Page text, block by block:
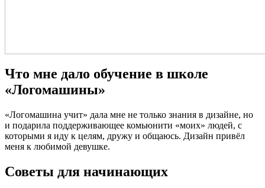
Что мне дало обучение в школе
«Логомашины»
«Логомашина учит» дала мне не только знания в дизайне, но
и подарила поддерживающее комьюнити «моих» людей, с
которыми я иду к целям, дружу и общаюсь. Дизайн привёл
меня к любимой девушке.
Советы для начинающих